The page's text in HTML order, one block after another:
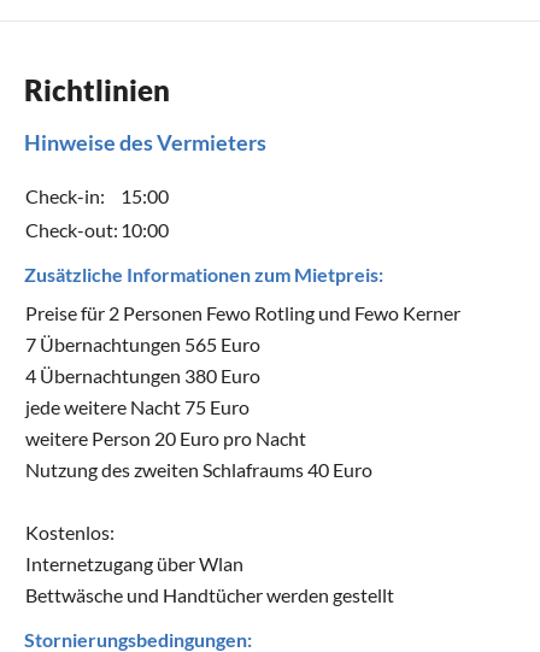
Richtlinien
Hinweise des Vermieters
Check-in:
15:00
Check-out: 10:00
Zusätzliche Informationen zum Mietpreis:
Preise für 2 Personen Fewo Rotling und Fewo Kerner
7 Übernachtungen 565 Euro
4 Übernachtungen 380 Euro
jede weitere Nacht 75 Euro
weitere Person 20 Euro pro Nacht
Nutzung des zweiten Schlafraums 40 Euro
Kostenlos:
Internetzugang über Wlan
Bettwäsche und Handtücher werden gestellt
Stornierungsbedingungen: